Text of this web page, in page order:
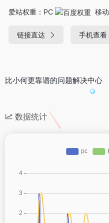
爱站权重： PC 移动
链接直达 手机查看
比小何更靠谱的问题解决中心
数据统计